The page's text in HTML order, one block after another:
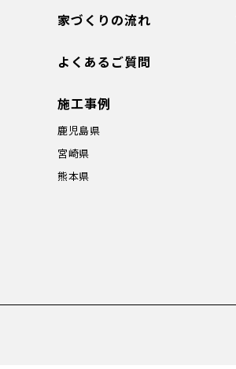
家づくりの流れ
よくあるご質問
施工事例
鹿児島県
宮崎県
熊本県